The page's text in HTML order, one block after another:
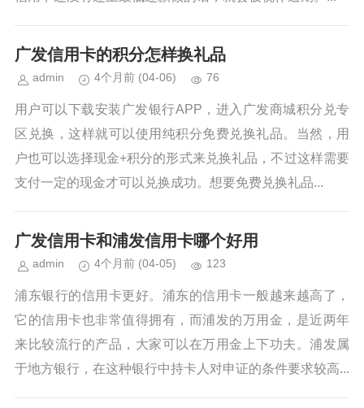
广发信用卡的积分怎样换礼品
admin 4个月前 (04-06) 76
用户可以下载安装广发银行APP，进入广发商城积分兑专
区兑换，这样就可以使用纯积分免费兑换礼品。当然，用
户也可以选择现金+积分的形式来兑换礼品，不过这样需要
支付一定的现金才可以兑换成功。想要免费兑换礼品...
广发信用卡和浦发信用卡哪个好用
admin 4个月前 (04-05) 123
浦东银行的信用卡更好。浦东的信用卡一般越来越高了，
它的信用卡也非常值得拥有，而浦发的万用金，是近两年
来比较流行的产品，大家可以在万用金上下功夫。浦发属
于地方银行，在这种银行中持卡人对申证的条件要求较高...